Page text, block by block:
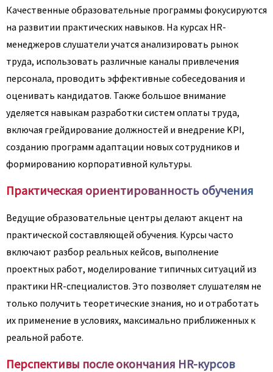
Качественные образовательные программы фокусируются
на развитии практических навыков. На курсах HR-
менеджеров слушатели учатся анализировать рынок
труда, использовать различные каналы привлечения
персонала, проводить эффективные собеседования и
оценивать кандидатов. Также большое внимание
уделяется навыкам разработки систем оплаты труда,
включая грейдирование должностей и внедрение KPI,
созданию программ адаптации новых сотрудников и
формированию корпоративной культуры.
Практическая ориентированность обучения
Ведущие образовательные центры делают акцент на
практической составляющей обучения. Курсы часто
включают разбор реальных кейсов, выполнение
проектных работ, моделирование типичных ситуаций из
практики HR-специалистов. Это позволяет слушателям не
только получить теоретические знания, но и отработать
их применение в условиях, максимально приближенных к
реальной работе.
Перспективы после окончания HR-курсов